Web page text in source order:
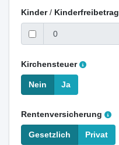
Kinder/ Kinderfreibetrag
Kirchensteuer
Nein Ja
Rentenversicherung
Gesetzlich Privat